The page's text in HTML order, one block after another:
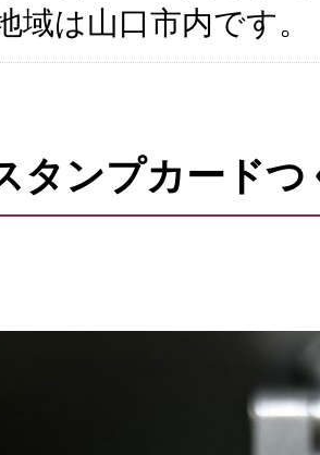
域は山口市内です。
タンプカード